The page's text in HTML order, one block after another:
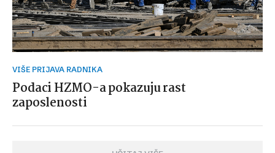
VIŠE PRIJAVA RADNIKA
Podaci HZMO-a pokazuju rast
zaposlenosti